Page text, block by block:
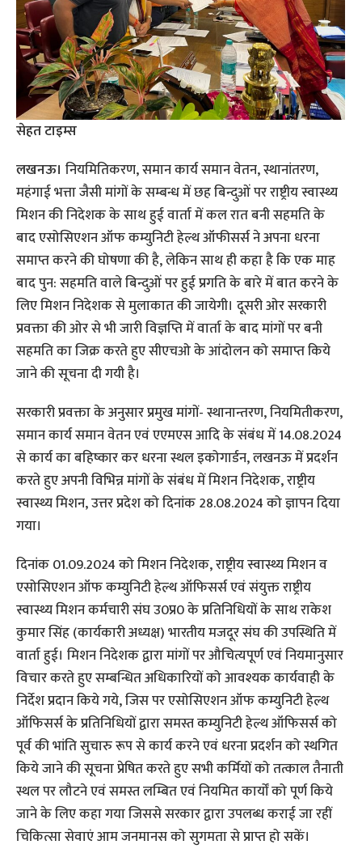
सेहत टाइम्स
लखनऊ।नियमितिकरण, समान कार्य समान वेतन, स्थानांतरण,
महंगाई भत्ता जैसी मांगों के सम्बन्ध में छह बिन्दुओं पर राष्ट्रीय स्वास्थ्य
मिशन की निदेशक के साथ हुई वार्ता में कल रात बनी सहमति के
बाद एसोसिएशन ऑफ कम्युनिटी हेल्थ ऑफीसर्स ने अपना धरना
समाप्त करने की घोषणा की है, लेकिन साथ ही कहा है कि एक माह
बाद पुन: सहमति वाले बिन्दुओं पर हुई प्रगति के बारे में बात करने के
लिए मिशन निदेशक से मुलाकात की जायेगी। दूसरी ओर सरकारी
प्रवक्ता की ओर से भी जारी विज्ञप्ति में वार्ता के बाद मांगों पर बनी
सहमति का जिक्र करते हुए सीएचओ के आंदोलन को समाप्त किये
जाने की सूचना दी गयी है।
सरकारी प्रवक्ता के अनुसार प्रमुख मांगों- स्थानान्तरण, नियमितीकरण,
समान कार्य समान वेतन एवं एएमएस आदि के संबंध में 14.08.2024
से कार्य का बहिष्कार कर धरना स्थल इकोगार्डन, लखनऊ में प्रदर्शन
करते हुए अपनी विभिन्न मांगों के संबंध में मिशन निदेशक, राष्ट्रीय
स्वास्थ्य मिशन, उत्तर प्रदेश को दिनांक 28.08.2024 को ज्ञापन दिया
गया।
दिनांक 01.09.2024 को मिशन निदेशक, राष्ट्रीय स्वास्थ्य मिशन व
एसोसिएशन ऑफ कम्युनिटी हेल्थ ऑफिसर्स एवं संयुक्त राष्ट्रीय
स्वास्थ्य मिशन कर्मचारी संघ उ0प्र0 के प्रतिनिधियों के साथ राकेश
कुमार सिंह (कार्यकारी अध्यक्ष) भारतीय मजदूर संघ की उपस्थिति में
वार्ता हुई। मिशन निदेशक द्वारा मांगों पर औचित्यपूर्ण एवं नियमानुसार
विचार करते हुए सम्बन्धित अधिकारियों को आवश्यक कार्यवाही के
निर्देश प्रदान किये गये, जिस पर एसोसिएशन ऑफ कम्युनिटी हेल्थ
ऑफिसर्स के प्रतिनिधियों द्वारा समस्त कम्युनिटी हेल्थ ऑफिसर्स को
पूर्व की भांति सुचारु रूप से कार्य करने एवं धरना प्रदर्शन को स्थगित
किये जाने की सूचना प्रेषित करते हुए सभी कर्मियों को तत्काल तैनाती
स्थल पर लौटने एवं समस्त लम्बित एवं नियमित कार्यों को पूर्ण किये
जाने के लिए कहा गया जिससे सरकार द्वारा उपलब्ध कराई जा रहीं
चिकित्सा सेवाएं आम जनमानस को सुगमता से प्राप्त हो सकें।